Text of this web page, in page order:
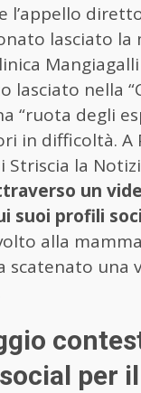
l’appello
lasciato
lasciato nella
“ruota degli
in difficoltà. A
la
un
suoi profili
alla
scatenato una
social per